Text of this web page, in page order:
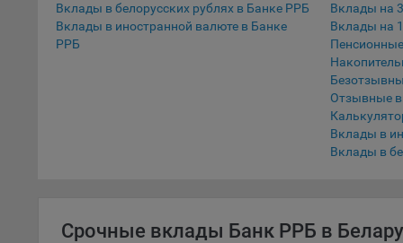
9.1.
Вклады в белорусских рублях в Банке РРБ
Вклады в иностранной валюте в Банке
РРБ
Вклады на
Вклады на
Отзывные
Вклады в
Вклады в
Срочные вклады Банк РРБ в